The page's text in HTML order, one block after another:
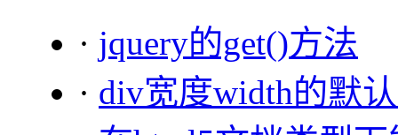
· jquery的get()方法
· div宽度width的默